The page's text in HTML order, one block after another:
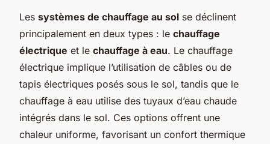
Les systèmes de chauffage au sol se déclinent
principalement en deux types : le chauffage
électrique et le chauffage à eau. Le chauffage
électrique implique l’utilisation de câbles ou de
tapis électriques posés sous le sol, tandis que le
chauffage à eau utilise des tuyaux d’eau chaude
intégrés dans le sol. Ces options offrent une
chaleur uniforme, favorisant un confort thermique